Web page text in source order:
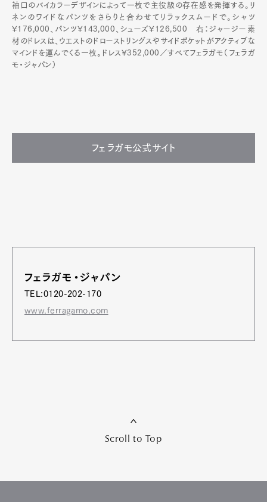
袖口のバイカラーデザインによって一枚で主役級の存在感を発揮する。リ
ネンのワイドなパンツをさらりと合わせてリラックスムードで。シャツ
¥176,000、パンツ¥143,000、シューズ¥126,500 右：ジャージー素
材のドレスは、ウエストのドローストリングスやサイドポケットがアクティブな
マインドを運んでくる一枚。ドレス¥352,000／すべてフェラガモ（フェラガ
モ・ジャパン）
フェラガモ公式サイト
フェラガモ・ジャパン
TEL:0120-202-170
www.ferragamo.com
Scroll to Top